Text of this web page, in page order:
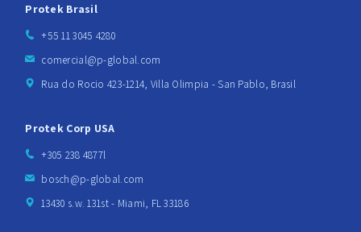
Protek Brasil
+55 11 3045 4280
comercial@p-global.com
Rua do Rocio 423-1214, Villa Olimpia - San Pablo, Brasil
Protek Corp USA
+305 238 4877l
bosch@p-global.com
13430 s.w. 131st - Miami, FL 33186